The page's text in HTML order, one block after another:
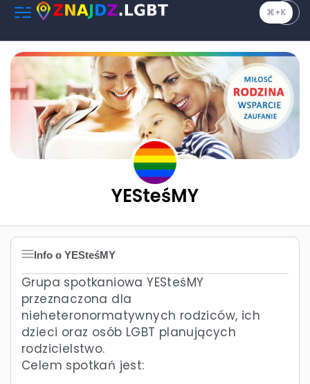
⌘+K
YESteśMY
Info o YESteśMY
Grupa spotkaniowa YESteśMY
przeznaczona dla
nieheteronormatywnych rodziców, ich
dzieci oraz osób LGBT planujących
rodzicielstwo.
Celem spotkań jest: